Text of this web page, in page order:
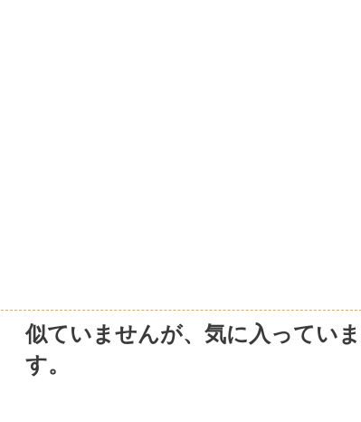
似ていませんが、気に入っていま
す。